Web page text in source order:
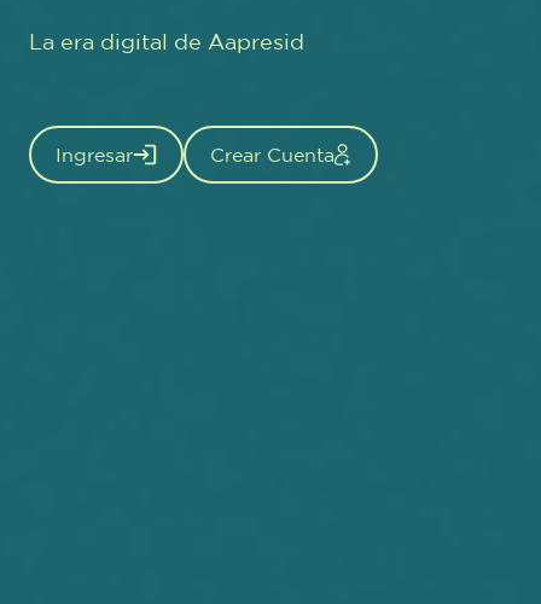
La era digital de Aapresid
Ingresar Crear Cuenta